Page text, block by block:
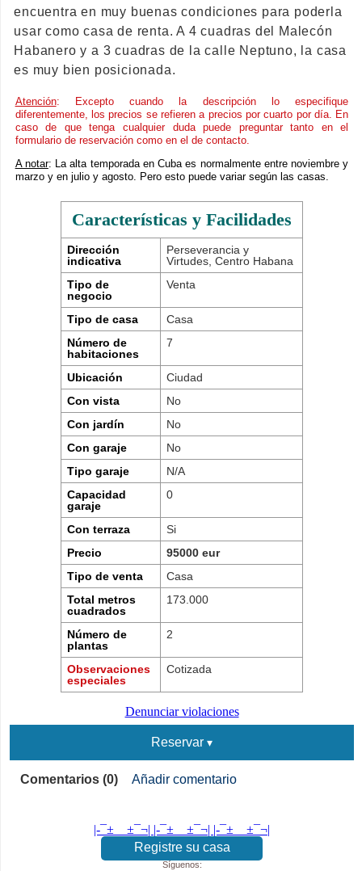
encuentra en muy buenas condiciones para poderla
usar como casa de renta. A 4 cuadras del Malecón
Habanero y a 3 cuadras de la calle Neptuno, la casa
es muy bien posicionada.
Atención: Excepto cuando la descripción lo especifique
diferentemente, los precios se refieren a precios por cuarto por día. En
caso de que tenga cualquier duda puede preguntar tanto en el
formulario de reservación como en el de contacto.
A notar: La alta temporada en Cuba es normalmente entre noviembre y
marzo y en julio y agosto. Pero esto puede variar según las casas.
Características y Facilidades
Dirección
indicativa
Perseverancia y
Virtudes, Centro Habana
Tipo de
negocio
Venta
Tipo de casa
Casa
Número de
habitaciones
7
Ubicación
Ciudad
Con vista
No
Con jardín
No
Con garaje
No
Tipo garaje
N/A
Capacidad
garaje
0
Con terraza
Si
Precio
95000 eur
Tipo de venta
Casa
Total metros
cuadrados
173.000
Número de
plantas
2
Observaciones
especiales
Cotizada
Denunciar violaciones
Reservar
Comentarios (0) Añadir comentario
|-¯±­__­±¯¬| |-¯±­__­±¯¬| |-¯±­__­±¯¬|
Registre su casa
Síguenos: